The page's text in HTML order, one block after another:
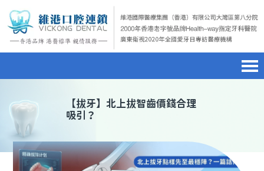
醫院簡介 hospital introduction
醫生介紹doctor introduction
微信預約
WhatsApp預約
【拔牙】北上拔智齒價錢合理
吸引？